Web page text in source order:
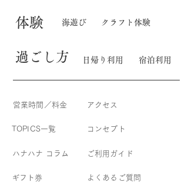
体験 海遊び クラフト体験
​過ごし方 日帰り利用 宿泊利用
​ご利用ガイド
​ハナハナ コラム
営業時間／料金
TOPICS一覧 コンセプト
ギフト券 よくあるご質問
アクセス